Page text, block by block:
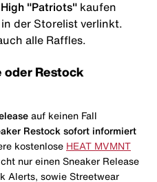
High "Patriots" kaufen
der Storelist verlinkt.
alle Raffles.
oder Restock
auf keinen Fall
Restock sofort informiert
kostenlose HEAT MVMNT
nur einen Sneaker Release
Alerts, sowie Streetwear